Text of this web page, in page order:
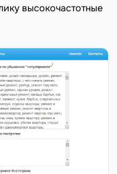
высокочастотные